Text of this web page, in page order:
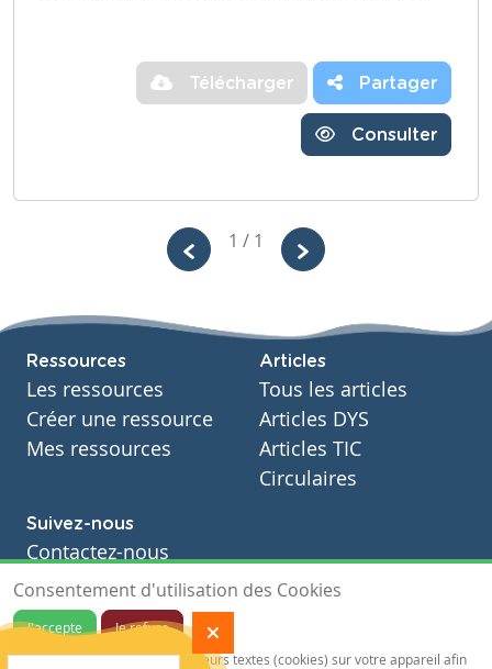
Télécharger Partager
Consulter
1 / 1
Ressources
Les ressources
Créer une ressource
Mes ressources
Articles
Tous les articles
Articles DYS
Articles TIC
Circulaires
Suivez-nous
Contactez-nous
Soutien scolaire
Notre page Facebook
S'inscrire à notre newsletter
Consentement d'utilisation des Cookies
J'accepte
Je refuse
Notre site sauvegarde des traceurs textes (cookies) sur votre appareil afin